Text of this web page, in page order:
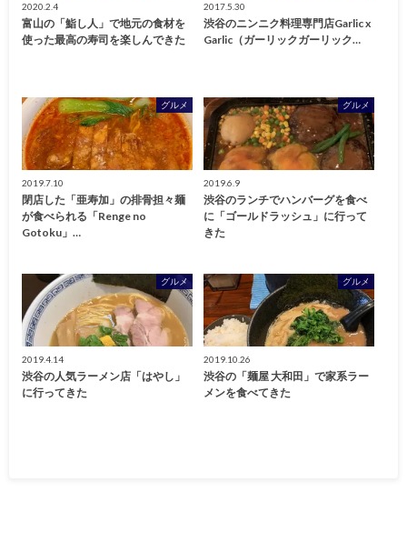
2020.2.4
富山の「鮨し人」で地元の食材を
使った最高の寿司を楽しんできた
2017.5.30
渋谷のニンニク料理専門店Garlic x
Garlic（ガーリックガーリック…
グルメ
2019.7.10
閉店した「亜寿加」の排骨担々麺
が食べられる「Renge no
Gotoku」…
グルメ
2019.6.9
渋谷のランチでハンバーグを食べ
に「ゴールドラッシュ」に行って
きた
グルメ
2019.4.14
渋谷の人気ラーメン店「はやし」
に行ってきた
グルメ
2019.10.26
渋谷の「麺屋 大和田」で家系ラー
メンを食べてきた